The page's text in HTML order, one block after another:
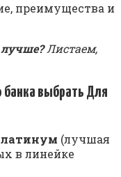
преимущества и
Листаем,
выбрать Для
(лучшая
в линейке